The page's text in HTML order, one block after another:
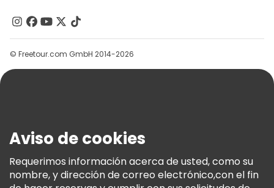
Contacto
Grupos
Ayuda
Términos E Información Legal
Política De Cookies
Freetour Premios
© Freetour.com GmbH 2014-2026
Aviso de cookies
Requerimos información acerca de usted, como su
nombre, y dirección de correo electrónico,con el fin